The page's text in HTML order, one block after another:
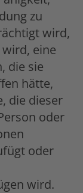
zu
wird,
eine
die sie
hätte,
die dieser
oder
oder
wird.